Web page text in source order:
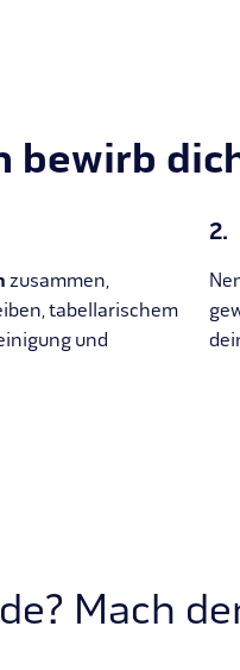
bewirb
zusammen,
tabellarischem
und
2.
Mach